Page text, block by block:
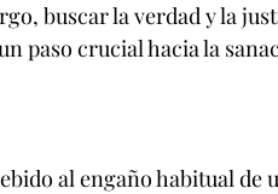
buscar la verdad y la
paso crucial hacia la
al engaño habitual de